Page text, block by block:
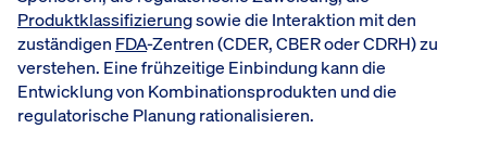
Produktklassifizierungsowie die Interaktion mit den
zuständigen FDA-Zentren (CDER, CBER oder CDRH) zu
verstehen. Eine frühzeitige Einbindung kann die
Entwicklung von Kombinationsprodukten und die
regulatorische Planung rationalisieren.